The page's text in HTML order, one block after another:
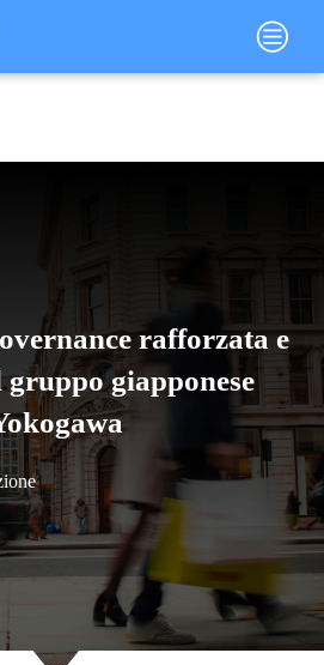
Main
Menu
rafforzata e
gruppo giapponese